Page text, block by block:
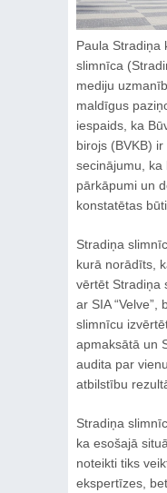
Paula Stradiņa
slimnīca
mediju
maldīgus
iespaids, ka
birojs (BVKB)
secinājumu, ka
pārkāpumi un
konstatētas
Stradiņa
kurā norādīts,
vērtēt Stradiņa
ar SIA
slimnīcu
apmaksātā un
audita par
atbilstību
Stradiņa
ka esošajā
noteikti tiks
ekspertīzes,